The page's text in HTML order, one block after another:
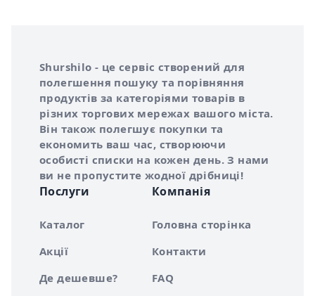
Про сервіс Shurshilo
Shurshilo - це сервіс створений для
полегшення пошуку та порівняння
продуктів за категоріями товарів в
різних торгових мережах вашого міста.
Він також полегшує покупки та
економить ваш час, створюючи
особисті списки на кожен день. З нами
ви не пропустите жодної дрібниці!
Послуги
Каталог
Акції
Де дешевше?
Компанія
Головна сторінка
Контакти
FAQ